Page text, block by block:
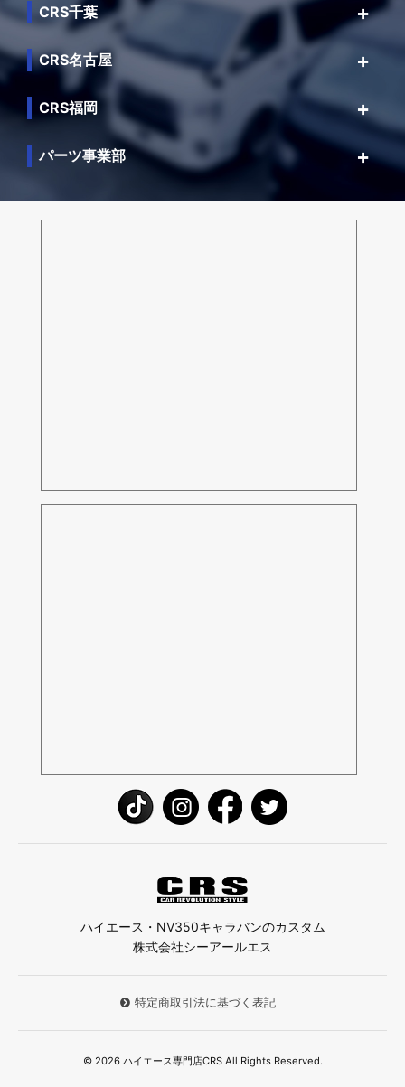
CRS千葉
CRS名古屋
CRS福岡
パーツ事業部
ハイエース・NV350キャラバンのカスタム
株式会社シーアールエス
特定商取引法に基づく表記
© 2026 ハイエース専門店CRS All Rights Reserved.